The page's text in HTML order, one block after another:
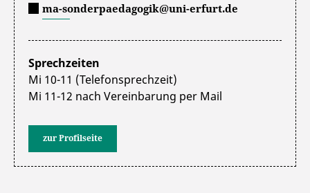
ma-sonderpaedagogik@uni-erfurt.de
Sprechzeiten
Mi 10-11 (Telefonsprechzeit)
Mi 11-12 nach Vereinbarung per Mail
zur Profilseite